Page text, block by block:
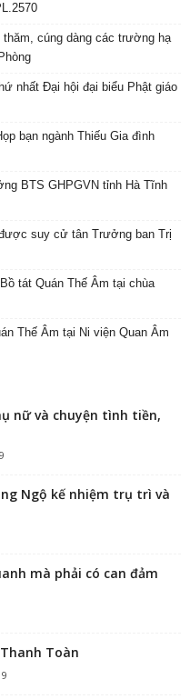
cúng dàng các trường hạ
nhất Đại hội đại biểu Phật giáo
bạn ngành Thiếu Gia đình
BTS GHPGVN tỉnh Hà Tĩnh
suy cử tân Trưởng ban Trị
tát Quán Thế Âm tại chùa
Thế Âm tại Ni viện Quan Âm
nữ và chuyện tình tiền,
Ngộ kế nhiệm trụ trì và
mà phải có can đảm
Toàn